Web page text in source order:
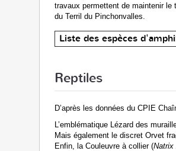
travaux permettent de maintenir le
du Terril du Pinchonvalles.
Liste des espèces
Reptiles
D’après les données du CPIE
L’emblématique Lézard des
Mais également le discret Orvet
Enfin, la Couleuvre à collier (Natrix